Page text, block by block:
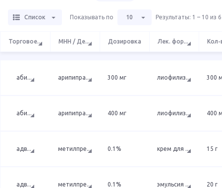
Список Показывать по 10 Результаты: 1 – 10 из
Торговое... МНН / Де... Дозировка Лек. фор... Кол-
аби... арипипра... 300 мг лиофилиз... 300
аби... арипипра... 400 мг лиофилиз... 400
адв... метилпре... 0.1% крем для ... 15 г
адв... метилпре... 0.1% эмульсия ... 20 г